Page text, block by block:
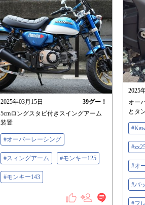
2025
オー
とタ
#オ
#バ
#フ
2025年03月15日 39グー！
5cmロングスタビ付きスイングアーム
装置
#オーバーレーシング
#スィングアーム #モンキー125
#モンキー143